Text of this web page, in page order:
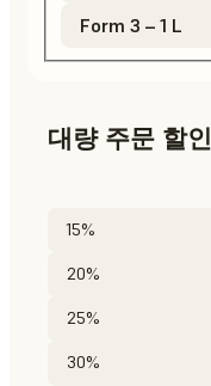
Form 3 – 1 L
대량 주문 할인
15%
20%
25%
30%